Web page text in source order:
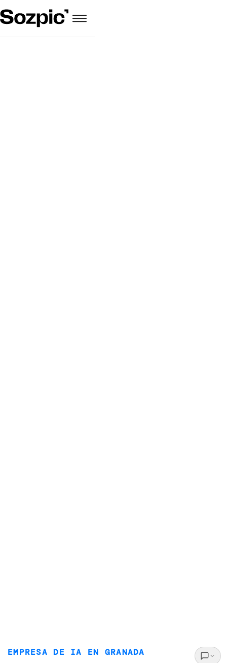
EMPRESA DE IA EN GRANADA